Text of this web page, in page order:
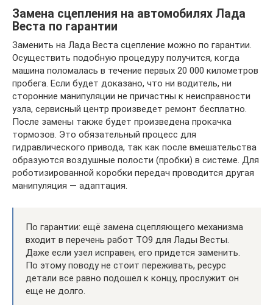
Замена сцепления на автомобилях Лада
Веста по гарантии
Заменить на Лада Веста сцепление можно по гарантии.
Осуществить подобную процедуру получится, когда
машина поломалась в течение первых 20 000 километров
пробега. Если будет доказано, что ни водитель, ни
сторонние манипуляции не причастны к неисправности
узла, сервисный центр произведет ремонт бесплатно.
После замены также будет произведена прокачка
тормозов. Это обязательный процесс для
гидравлического привода, так как после вмешательства
образуются воздушные полости (пробки) в системе. Для
роботизированной коробки передач проводится другая
манипуляция — адаптация.
По гарантии: ещё замена сцепляющего механизма
входит в перечень работ ТО9 для Лады Весты.
Даже если узел исправен, его придется заменить.
По этому поводу не стоит переживать, ресурс
детали все равно подошел к концу, прослужит он
еще не долго.